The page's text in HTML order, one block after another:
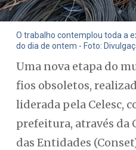
O trabalho contemplou toda a
do dia de ontem - Foto:
Uma nova etapa do
fios obsoletos,
liderada pela Celesc,
prefeitura, através da
das Entidades